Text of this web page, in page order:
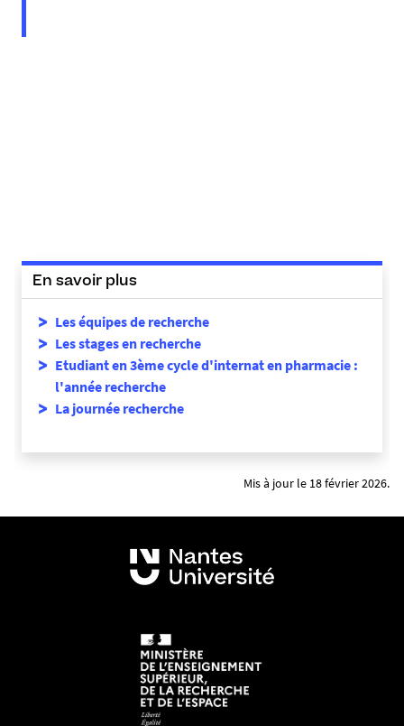
En savoir plus
Les équipes de recherche
Les stages en recherche
Etudiant en 3ème cycle d'internat en pharmacie :
l'année recherche
La journée recherche
Mis à jour le 18 février 2026.